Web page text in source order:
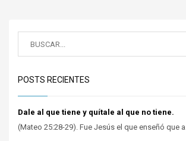
POSTS RECIENTES
Dale al que tiene y quítale al que no tiene.
(Mateo 25:28-29). Fue Jesús el que enseñó que